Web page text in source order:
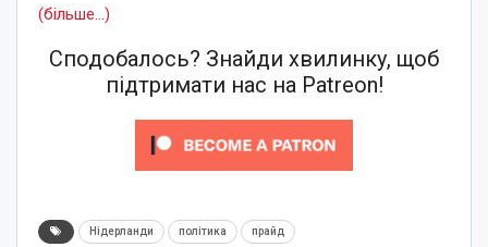
(більше…)
Сподобалось? Знайди хвилинку, щоб
підтримати нас на Patreon!
Нідерланди політика прайд